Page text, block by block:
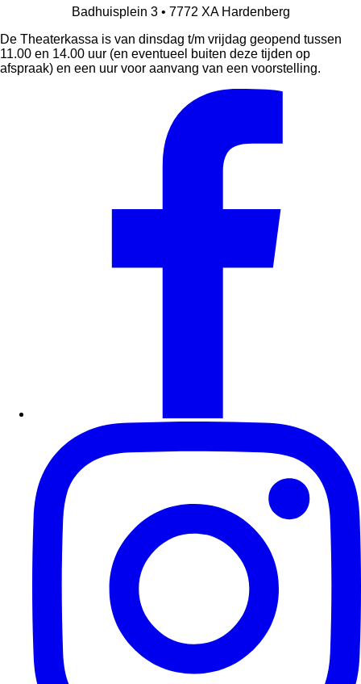
Badhuisplein 3 • 7772 XA Hardenberg
De Theaterkassa is van dinsdag t/m vrijdag geopend tussen
11.00 en 14.00 uur (en eventueel buiten deze tijden op
afspraak) en een uur voor aanvang van een voorstelling.